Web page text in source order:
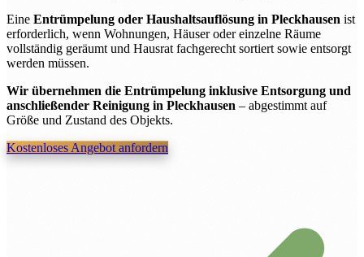
Eine Entrümpelung oder Haushaltsauflösung in Pleckhausen ist
erforderlich, wenn Wohnungen, Häuser oder einzelne Räume
vollständig geräumt und Hausrat fachgerecht sortiert sowie entsorgt
werden müssen.
Wir übernehmen die Entrümpelung inklusive Entsorgung und
anschließender Reinigung in Pleckhausen – abgestimmt auf
Größe und Zustand des Objekts.
Kostenloses Angebot anfordern